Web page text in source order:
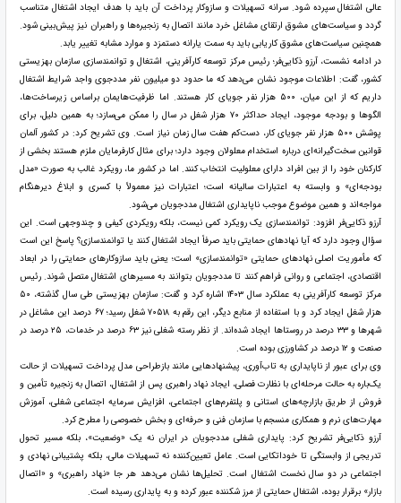
عالی اشتغال سپرده شود. سرانه تسهیلات و سازوکار پرداخت آن باید با هدف ایجاد اشتغال متناسب
گردد و سیاست‌های مشوق ارتقای مشاغل خرد مانند اتصال به زنجیره‌ها و راهبران نیز پیش‌بینی شود.
همچنین سیاست‌های مشوق کاریابی باید به سمت یارانه دستمزد و موارد مشابه تغییر یابد.
در ادامه نشست، آرزو ذکایی‌فر؛ رئیس مرکز توسعه کارآفرینی، اشتغال و توانمندسازی سازمان بهزیستی
کشور، گفت: اطلاعات موجود نشان می‌دهد که ما حدود دو میلیون نفر مددجوی واجد شرایط اشتغال
داریم که از این میان، ۵۰۰ هزار نفر جویای کار هستند. اما ظرفیت‌هایمان براساس زیرساخت‌ها،
الگوها و بودجه موجود، ایجاد حداکثر ۷۰ هزار شغل در سال را ممکن می‌سازد؛ به همین دلیل، برای
پوشش ۵۰۰ هزار نفر جویای کار، دست‌کم هفت سال زمان نیاز است. وی تشریح کرد: در کشور آلمان
قوانین سخت‌گیرانه‌ای درباره استخدام معلولان وجود دارد؛ برای مثال کارفرمایان ملزم هستند بخشی از
کارکنان خود را از بین افراد دارای معلولیت انتخاب کنند. اما در کشور ما، رویکرد غالب به صورت «مدل
بودجه‌ای» و وابسته به اعتبارات سالیانه است؛ اعتبارات نیز معمولاً با کسری و ابلاغ دیرهنگام
مواجه‌اند و همین موضوع موجب ناپایداری اشتغال مددجویان می‌شود.
آرزو ذکایی‌فر افزود: توانمندسازی یک رویکرد کمی نیست، بلکه رویکردی کیفی و چندوجهی است. این
سؤال وجود دارد که آیا نهادهای حمایتی باید صرفاً ایجاد اشتغال کنند یا توانمندسازی؟ پاسخ این است
که مأموریت اصلی نهادهای حمایتی «توانمندسازی» است؛ یعنی باید سازوکارهای حمایتی را در ابعاد
اقتصادی، اجتماعی و روانی فراهم کنند تا مددجویان بتوانند به مسیرهای اشتغال متصل شوند. رئیس
مرکز توسعه کارآفرینی به عملکرد سال ۱۴۰۳ اشاره کرد و گفت: سازمان بهزیستی طی سال گذشته، ۵۰
هزار شغل ایجاد کرد و با استفاده از منابع دیگر، این رقم به ۷۰۵۱۸ شغل رسید؛ ۶۷ درصد این مشاغل در
شهرها و ۳۳ درصد در روستاها ایجاد شده‌اند. از نظر رسته شغلی نیز ۶۳ درصد در خدمات، ۲۵ درصد در
صنعت و ۱۲ درصد در کشاورزی بوده است.
وی برای عبور از ناپایداری به تاب‌آوری، پیشنهادهایی مانند بازطراحی مدل پرداخت تسهیلات از حالت
یک‌باره به حالت مرحله‌ای با نظارت فصلی، ایجاد نهاد راهبری پس از اشتغال، اتصال به زنجیره تأمین و
فروش از طریق بازارچه‌های استانی و پلتفرم‌های اجتماعی، افزایش سرمایه اجتماعی شغلی، آموزش
مهارت‌های نرم و همکاری منسجم با سازمان فنی و حرفه‌ای و بخش خصوصی را مطرح کرد.
آرزو ذکایی‌فر تشریح کرد: پایداری شغلی مددجویان در ایران نه یک «وضعیت»، بلکه مسیر تحول
تدریجی از وابستگی تا خوداتکایی است. عامل تعیین‌کننده نه تسهیلات مالی، بلکه پشتیبانی نهادی و
اجتماعی در دو سال نخست اشتغال است. تحلیل‌ها نشان می‌دهد هر جا «نهاد راهبری» و «اتصال
بازار» برقرار بوده، اشتغال حمایتی از مرز شکننده عبور کرده و به پایداری رسیده است.